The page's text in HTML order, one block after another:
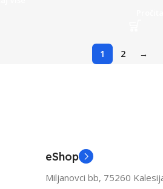
1 2 →
eShop
Miljanovci bb, 75260